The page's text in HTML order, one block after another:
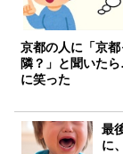
京都の人に「京
隣？」と聞いた
に笑った
最
に